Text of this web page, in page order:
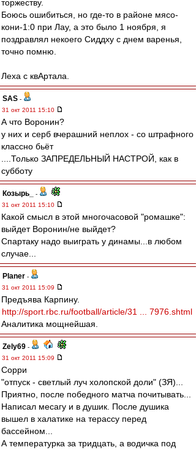
торжеству.
Боюсь ошибиться, но где-то в районе мясо-
кони-1:0 при Лау, а это было 1 ноября, я
поздравлял некоего Сиддху с днем варенья,
точно помню.
Леха с квАртала.
SAS -
31 окт 2011 15:10
А что Воронин?
у них и серб вчерашний неплох - со штрафного
классно бьёт
....Только ЗАПРЕДЕЛЬНЫЙ НАСТРОЙ, как в
субботу
Козырь_
-
31 окт 2011 15:10
Какой смысл в этой многочасовой "ромашке":
выйдет Воронин/не выйдет?
Спартаку надо выиграть у динамы...в любом
случае...
Planer -
31 окт 2011 15:09
Предъява Карпину.
http://sport.rbc.ru/football/article/31 ... 7976.shtml
Аналитика мощнейшая.
Zely69 -
31 окт 2011 15:09
Сорри
"отпуск - светлый луч холопской доли" (ЗЯ)...
Приятно, после победного матча почитывать...
Написал месагу и в душик. После душика
вышел в халатике на терассу перед
бассейном...
А температурка за тридцать, а водичка под